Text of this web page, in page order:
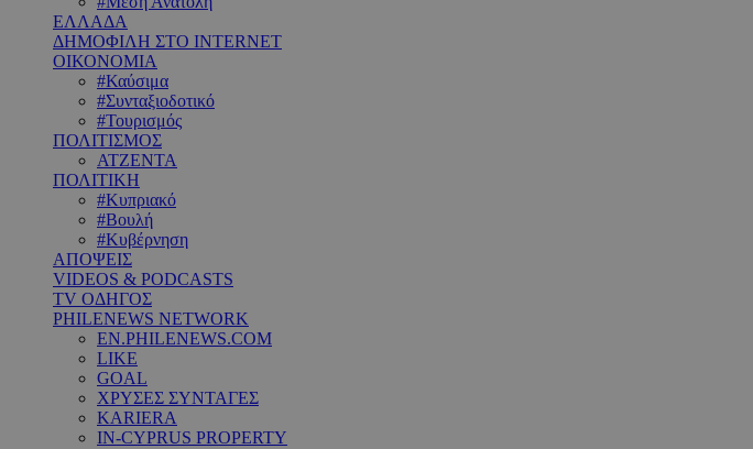
ΕΛΛΑΔΑ
ΔΗΜΟΦΙΛΗ ΣΤΟ INTERNET
ΟΙΚΟΝΟΜΙΑ
#Καύσιμα
#Συνταξιοδοτικό
#Τουρισμός
ΠΟΛΙΤΙΣΜΟΣ
ΑΤΖΕΝΤΑ
ΠΟΛΙΤΙΚΗ
#Κυπριακό
#Βουλή
#Κυβέρνηση
ΑΠΟΨΕΙΣ
VIDEOS & PODCASTS
TV ΟΔΗΓΟΣ
PHILENEWS NETWORK
EN.PHILENEWS.COM
LIKE
GOAL
ΧΡΥΣΕΣ ΣΥΝΤΑΓΕΣ
KARIERA
IN-CYPRUS PROPERTY